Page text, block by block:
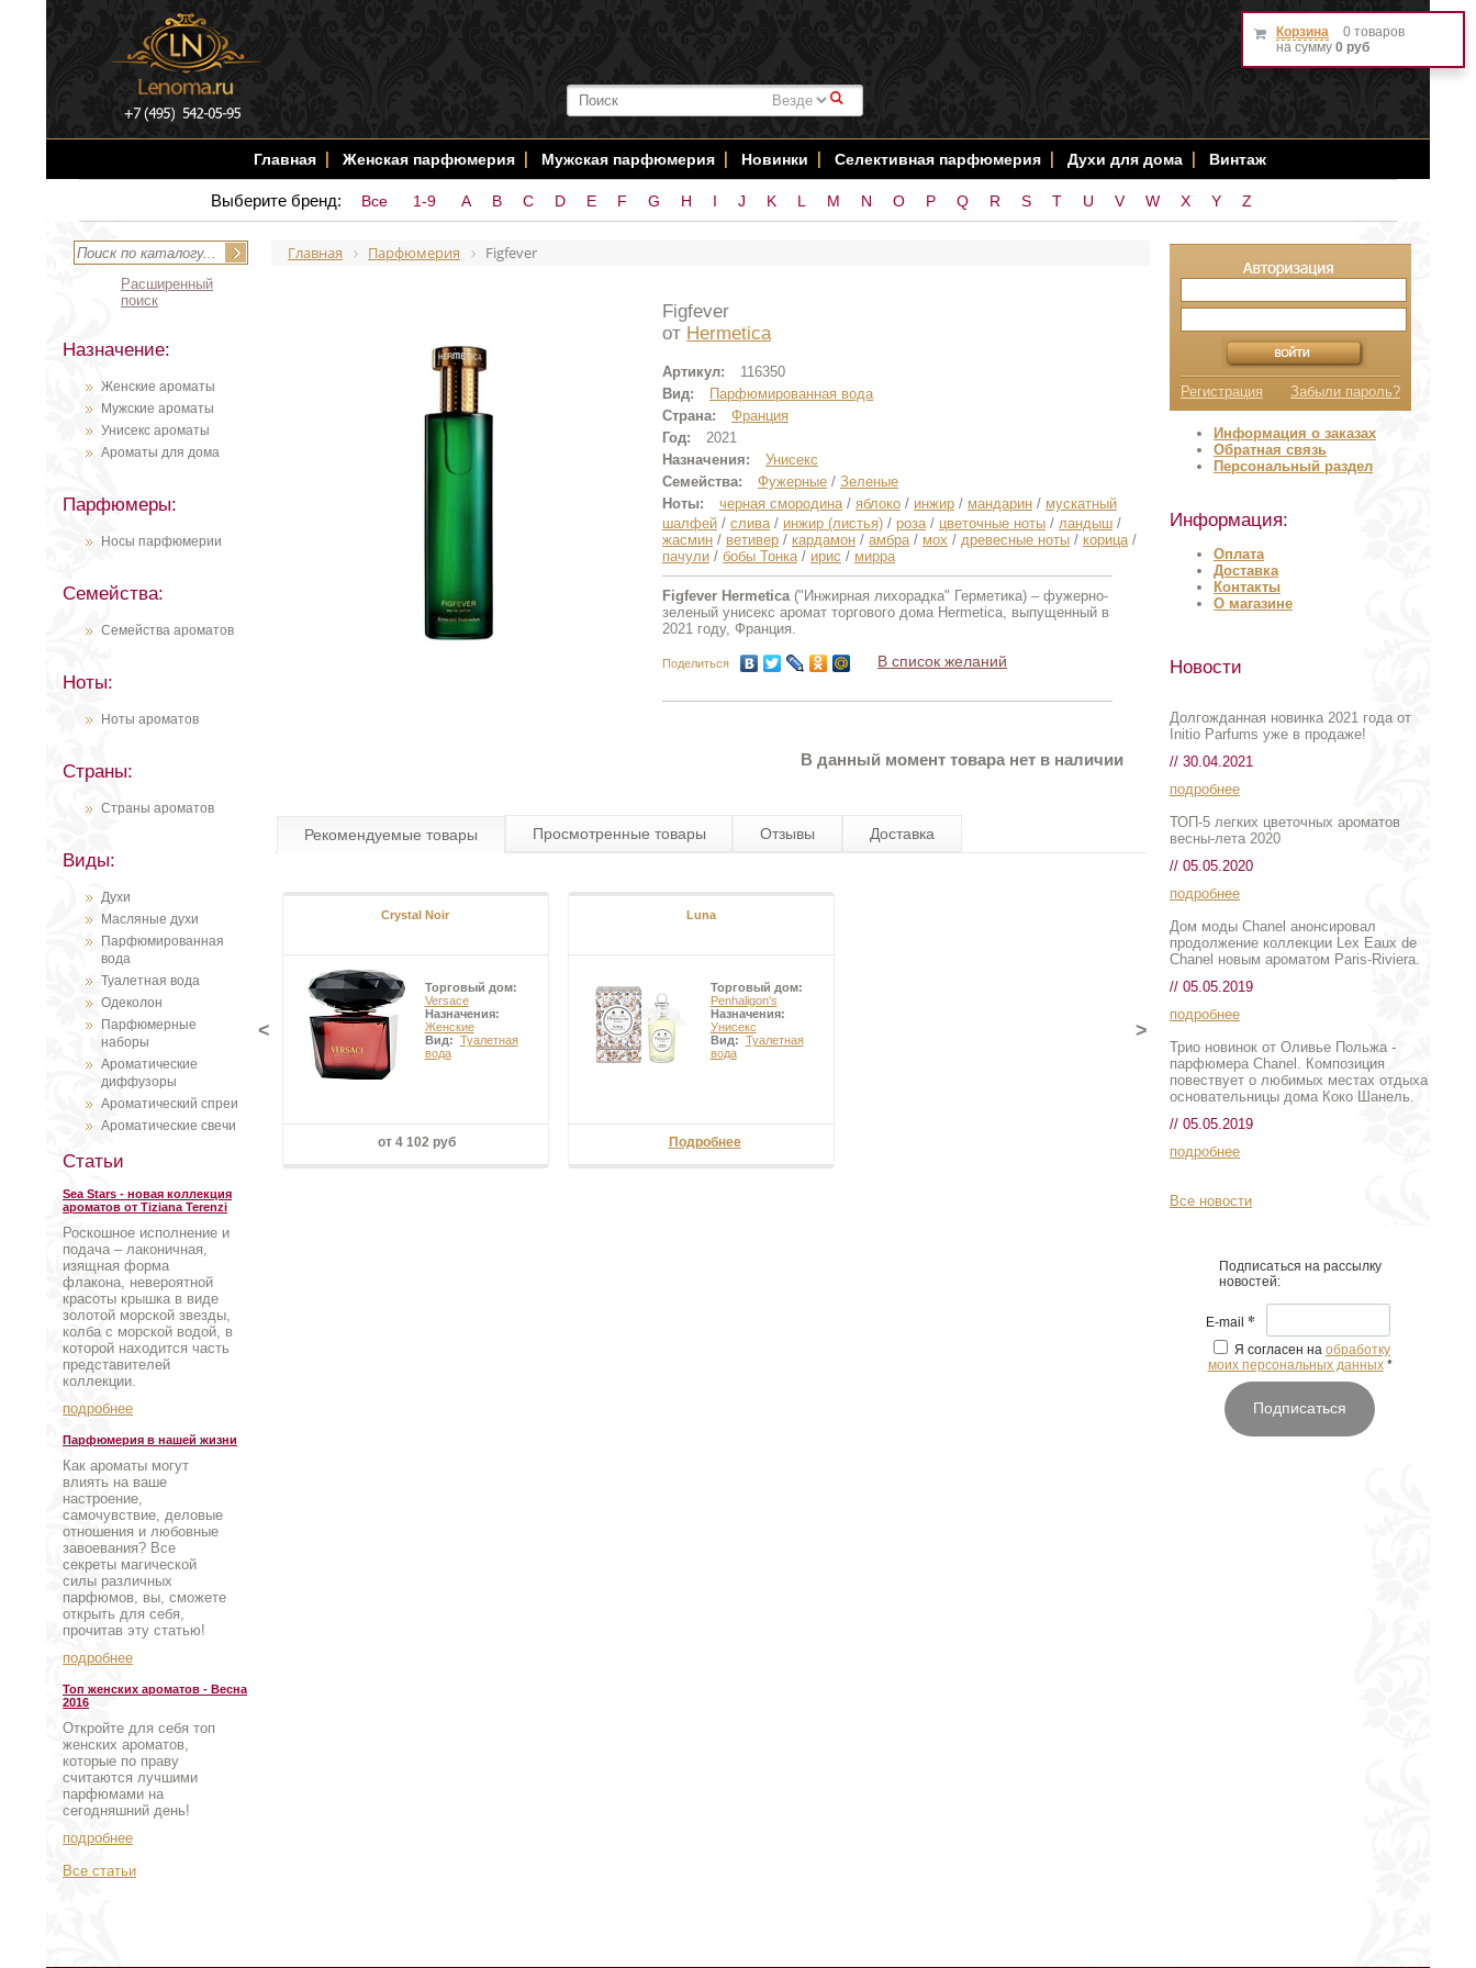
#
Главная Женская парфюмерия Мужская парфюмерия Новинки Селективная парфюмерия Духи для дома Винтаж
Выберите бренд: Все 1-9 A B C D E F G H I J K L M N O P Q R S T U V W X Y Z
Расширенный
поиск
Назначение:
Женские ароматы
Мужские ароматы
Унисекс ароматы
Ароматы для дома
Парфюмеры:
Носы парфюмерии
Семейства:
Семейства ароматов
Ноты:
Ноты ароматов
Страны:
Страны ароматов
Виды:
Духи
Масляные духи
Парфюмированная
вода
Туалетная вода
Одеколон
Парфюмерные
наборы
Ароматические
диффузоры
Ароматический спреи
Ароматические свечи
Статьи
Sea Stars - новая коллекция
ароматов от Tiziana Terenzi
Роскошное исполнение и
подача – лаконичная,
изящная форма
флакона, невероятной
красоты крышка в виде
золотой морской звезды,
колба с морской водой, в
которой находится часть
представителей
коллекции.
подробнее
Парфюмерия в нашей жизни
Как ароматы могут
влиять на ваше
настроение,
самочувствие, деловые
отношения и любовные
завоевания? Все
секреты магической
силы различных
парфюмов, вы, сможете
открыть для себя,
прочитав эту статью!
подробнее
Топ женских ароматов - Весна
2016
Откройте для себя топ
женских ароматов,
которые по праву
считаются лучшими
парфюмами на
сегодняшний день!
подробнее
Все статьи
Главная Парфюмерия Figfever
Figfever
от Hermetica
Артикул:
116350
Вид:
Парфюмированная вода
Страна:
Франция
Год:
2021
Назначения:
Унисекс
Семейства:
Фужерные / Зеленые
Ноты:
черная смородина/ яблоко / инжир / мандарин / мускатный
шалфей / слива/ инжир (листья) / роза/ цветочные ноты / ландыш /
жасмин / ветивер / кардамон / амбра/ мох / древесные ноты / корица/
пачули / бобы Тонка/ ирис / мирра
Figfever Hermetica ("Инжирная лихорадка" Герметика) – фужерно-
зеленый унисекс аромат торгового дома Hermetica, выпущенный в
2021 году, Франция.
Поделиться В список желаний
В данный момент товара нет в наличии
Рекомендуемые товары Просмотренные товары Отзывы Доставка
Crystal Noir
Торговый дом:
Versace
Назначения:
Женские
Вид: Туалетная
вода
от 4 102 руб
Luna
Торговый дом:
Penhaligon's
Назначения:
Унисекс
Вид: Туалетная
вода
Подробнее
< >
Корзина
0 товаров
на сумму 0 руб
Регистрация Забыли пароль?
Информация о заказах
Обратная связь
Персональный раздел
Информация:
Оплата
Доставка
Контакты
О магазине
Новости
Долгожданная новинка 2021 года от
Initio Parfums уже в продаже!
// 30.04.2021
подробнее
ТОП-5 легких цветочных ароматов
весны-лета 2020
// 05.05.2020
подробнее
Дом моды Chanel анонсировал
продолжение коллекции Lex Eaux de
Chanel новым ароматом Paris-Riviera.
// 05.05.2019
подробнее
Трио новинок от Оливье Польжа -
парфюмера Chanel. Композиция
повествует о любимых местах отдыха
основательницы дома Коко Шанель.
// 05.05.2019
подробнее
Все новости
Подписаться на рассылку
новостей:
E-mail *
Я согласен на обработку
моих персональных данных *
Подписаться